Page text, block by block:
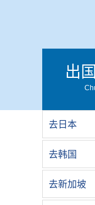
出
去日本
去韩国
去新加坡